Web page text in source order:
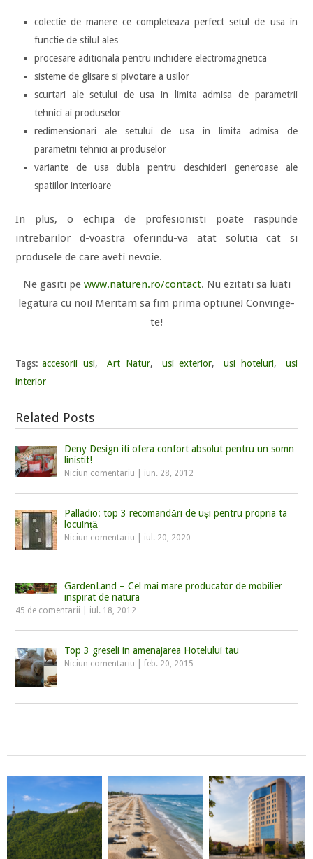
colectie de manere ce completeaza perfect setul de usa in
functie de stilul ales
procesare aditionala pentru inchidere electromagnetica
sisteme de glisare si pivotare a usilor
scurtari ale setului de usa in limita admisa de parametrii
tehnici ai produselor
redimensionari ale setului de usa in limita admisa de
parametrii tehnici ai produselor
variante de usa dubla pentru deschideri generoase ale
spatiilor interioare
In plus, o echipa de profesionisti poate raspunde
intrebarilor d-voastra oferindu-va atat solutia cat si
produsele de care aveti nevoie.
Ne gasiti pe www.naturen.ro/contact. Nu ezitati sa luati
legatura cu noi! Meritam sa fim prima optiune! Convinge-
te!
Tags: accesorii usi, Art Natur, usi exterior, usi hoteluri,
usi
interior
Related Posts
Deny Design iti ofera confort absolut pentru un somn
linistit!
Niciun comentariu iun. 28, 2012
Palladio: top 3 recomandări de uși pentru propria ta
locuință
Niciun comentariu iul. 20, 2020
GardenLand – Cel mai mare producator de mobilier
inspirat de natura
45 de comentarii iul. 18, 2012
Top 3 greseli in amenajarea Hotelului tau
Niciun comentariu |feb. 20, 2015